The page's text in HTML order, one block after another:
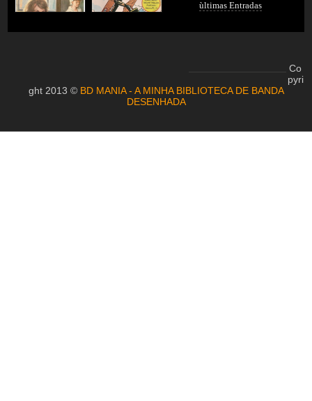
ùltimas Entradas
Co
pyri
ght 2013 © BD MANIA - A MINHA BIBLIOTECA DE BANDA
DESENHADA